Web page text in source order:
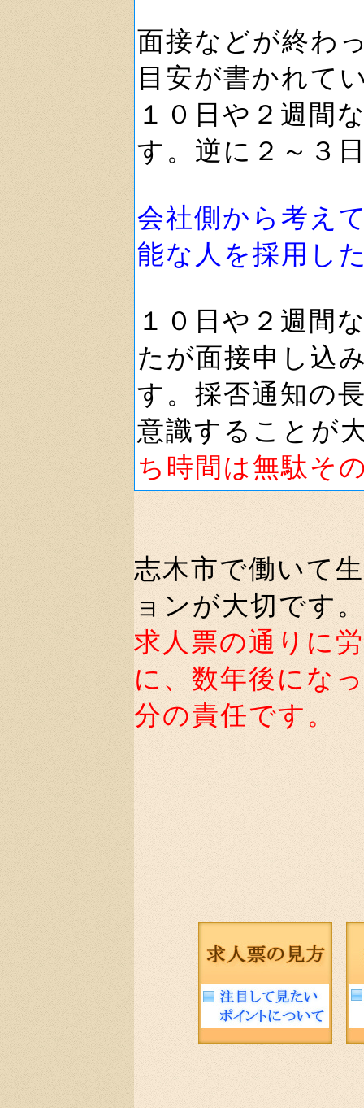
面接などが終わ
目安が書かれて
１０日や２週間
す。逆に２～３
会社側から考え
能な人を採用し
１０日や２週間
たが面接申し込
す。採否通知の
意識することが
ち時間は無駄そ
志木市で働いて
ョンが大切です
求人票の通りに
に、数年後にな
分の責任です。